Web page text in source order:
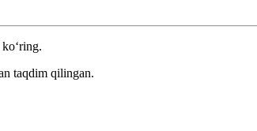
taqdim qilingan.